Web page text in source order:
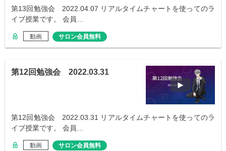
第13回勉強会 2022.04.07 リアルタイムチャートを使ってのラ
イブ授業です。 会員…
動画 サロン会員無料
第12回勉強会 2022.03.31
第12回勉強会 2022.03.31 リアルタイムチャートを使ってのラ
イブ授業です。 会員…
動画 サロン会員無料